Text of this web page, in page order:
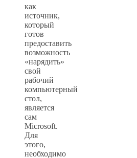
как
источник,
который
готов
предоставить
возможность
«нарядить»
свой
рабочий
компьютерный
стол,
является
сам
Microsoft.
Для
этого,
необходимо